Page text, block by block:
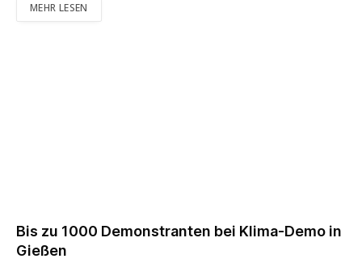
MEHR LESEN
Bis zu 1000 Demonstranten bei Klima-Demo in
Gießen